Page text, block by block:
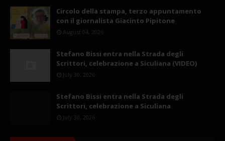
Circolo della stampa, terzo appuntamento
con il giornalista Giacinto Pipitone
August 04, 2026
Stefano Bissi entra nella Strada degli
Scrittori, celebrazione a Siculiana (VIDEO)
July 30, 2026
Stefano Bissi entra nella Strada degli
Scrittori, celebrazione a Siculiana
July 30, 2026